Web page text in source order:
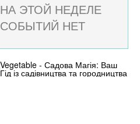
НА ЭТОЙ НЕДЕЛЕ
СОБЫТИЙ НЕТ